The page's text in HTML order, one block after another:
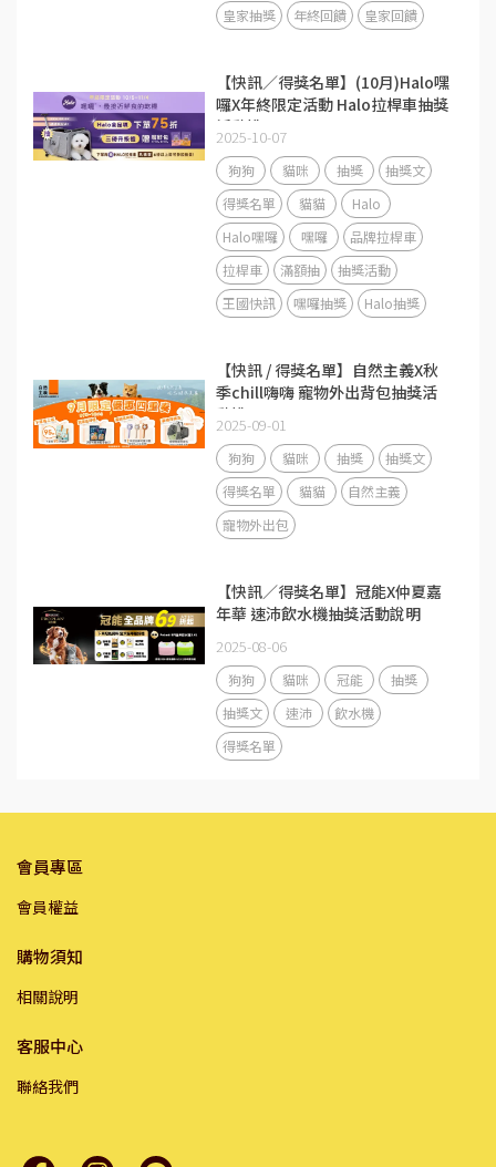
皇家抽獎
年終回饋 皇家回饋
【快訊／得獎名單】(10月)Halo嘿
囉X年終限定活動 Halo拉桿車抽獎
活動說明
2025-10-07
狗狗 貓咪 抽獎
抽獎文
得獎名單
貓貓
Halo
Halo嘿囉
嘿囉
品牌拉桿車
拉桿車
滿額抽
抽獎活動
王國快訊
嘿囉抽獎 Halo抽獎
【快訊 / 得獎名單】自然主義X秋
季chill嗨嗨 寵物外出背包抽獎活
動說明
2025-09-01
狗狗 貓咪 抽獎
抽獎文
得獎名單
貓貓
自然主義
寵物外出包
【快訊／得獎名單】冠能X仲夏嘉
年華 速沛飲水機抽獎活動說明
2025-08-06
狗狗 貓咪 冠能
抽獎
抽獎文
速沛
飲水機
得獎名單
會員專區
會員權益
購物須知
相關說明
客服中心
聯絡我們